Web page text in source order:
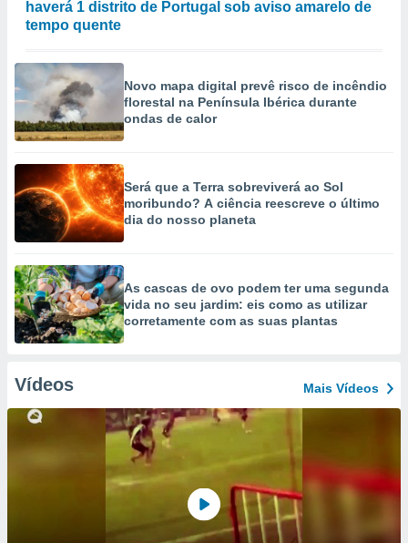
haverá 1 distrito de Portugal sob aviso amarelo de
tempo quente
Novo mapa digital prevê risco de incêndio
florestal na Península Ibérica durante
ondas de calor
Será que a Terra sobreviverá ao Sol
moribundo? A ciência reescreve o último
dia do nosso planeta
As cascas de ovo podem ter uma segunda
vida no seu jardim: eis como as utilizar
corretamente com as suas plantas
Vídeos Mais Vídeos